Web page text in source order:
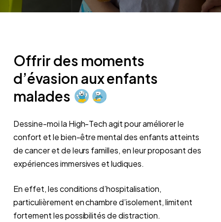
Offrir des moments
d’évasion aux enfants
malades
Dessine-moi la High-Tech agit pour améliorer le
confort et le bien-être mental des enfants atteints
de cancer et de leurs familles, en leur proposant des
expériences immersives et ludiques.
En effet, les conditions d’hospitalisation,
particulièrement en chambre d’isolement, limitent
fortement les possibilités de distraction.